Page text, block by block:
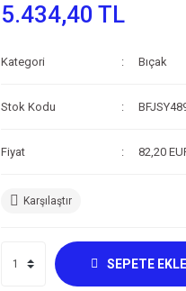
5.434,40 TL
Kategori Bıçak
Stok Kodu
Fiyat 82,20
Karşılaştır
SEPETE EKLE